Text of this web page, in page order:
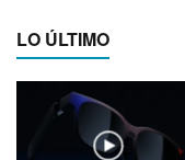
LO ÚLTIMO